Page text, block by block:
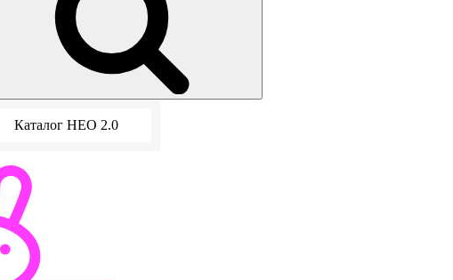
Каталог НЕО 2.0